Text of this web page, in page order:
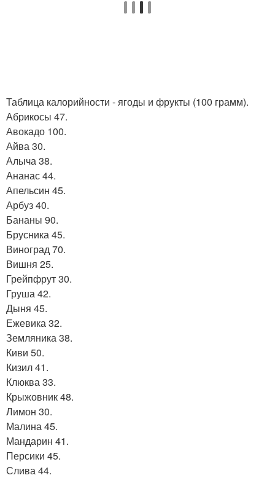
Таблица калорийности - ягоды и фрукты (100 грамм).
Абрикосы 47.
Авокадо 100.
Айва 30.
Алыча 38.
Ананас 44.
Апельсин 45.
Арбуз 40.
Бананы 90.
Брусника 45.
Виноград 70.
Вишня 25.
Грейпфрут 30.
Груша 42.
Дыня 45.
Ежевика 32.
Земляника 38.
Киви 50.
Кизил 41.
Клюква 33.
Крыжовник 48.
Лимон 30.
Малина 45.
Мандарин 41.
Персики 45.
Слива 44.